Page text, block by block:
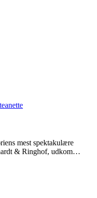
anette
mest spektakulære
& Ringhof, udkom…